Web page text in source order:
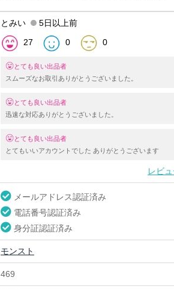
とみい 5日以上前
27 0 0
とても良い出品者
スムーズなお取引ありがとうございました。
とても良い出品者
迅速な対応ありがとうございました。
とても良い出品者
とてもいいアカウントでした ありがとうございます
レビ
メールアドレス認証済み
電話番号認証済み
身分証認証済み
モンスト
469